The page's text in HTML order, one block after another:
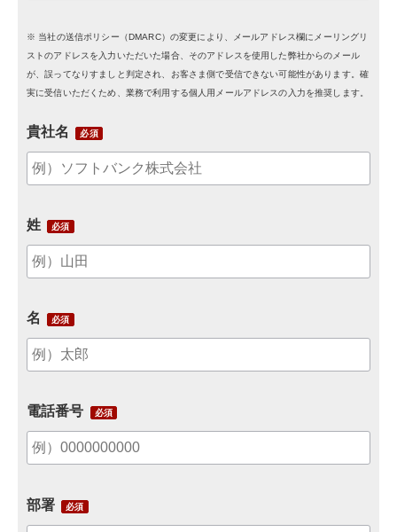
※ 当社の送信ポリシー（DMARC）の変更により、メールアドレス欄にメーリングリ
ストのアドレスを入力いただいた場合、そのアドレスを使用した弊社からのメール
が、誤ってなりすましと判定され、お客さま側で受信できない可能性があります。確
実に受信いただくため、業務で利用する個人用メールアドレスの入力を推奨します。
貴社名
姓
名
電話番号
部署